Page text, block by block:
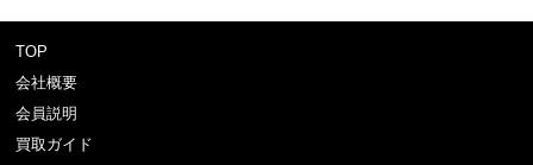
TOP
会社概要
会員説明
買取ガイド